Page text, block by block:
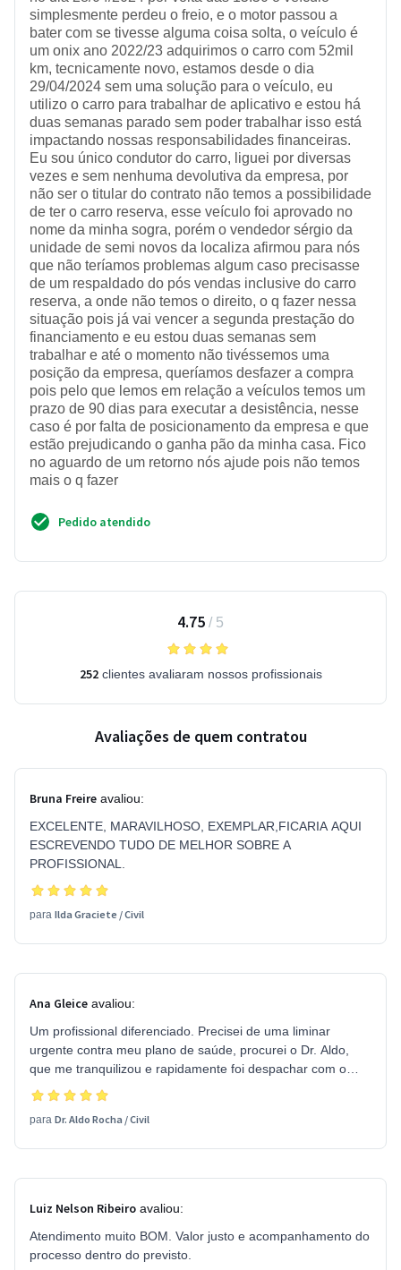
simplesmente perdeu o freio, e o motor passou a
bater com se tivesse alguma coisa solta, o veículo é
um onix ano 2022/23 adquirimos o carro com 52mil
km, tecnicamente novo, estamos desde o dia
29/04/2024 sem uma solução para o veículo, eu
utilizo o carro para trabalhar de aplicativo e estou há
duas semanas parado sem poder trabalhar isso está
impactando nossas responsabilidades financeiras.
Eu sou único condutor do carro, liguei por diversas
vezes e sem nenhuma devolutiva da empresa, por
não ser o titular do contrato não temos a possibilidade
de ter o carro reserva, esse veículo foi aprovado no
nome da minha sogra, porém o vendedor sérgio da
unidade de semi novos da localiza afirmou para nós
que não teríamos problemas algum caso precisasse
de um respaldado do pós vendas inclusive do carro
reserva, a onde não temos o direito, o q fazer nessa
situação pois já vai vencer a segunda prestação do
financiamento e eu estou duas semanas sem
trabalhar e até o momento não tivéssemos uma
posição da empresa, queríamos desfazer a compra
pois pelo que lemos em relação a veículos temos um
prazo de 90 dias para executar a desistência, nesse
caso é por falta de posicionamento da empresa e que
estão prejudicando o ganha pão da minha casa. Fico
no aguardo de um retorno nós ajude pois não temos
mais o q fazer
Pedido atendido
4.75 / 5
252clientes avaliaram nossos profissionais
Avaliações de quem contratou
Bruna Freire avaliou:
EXCELENTE, MARAVILHOSO, EXEMPLAR,FICARIA AQUI
ESCREVENDO TUDO DE MELHOR SOBRE A
PROFISSIONAL.
para Ilda Graciete /Civil
Ana Gleice avaliou:
Um profissional diferenciado. Precisei de uma liminar
urgente contra meu plano de saúde, procurei o Dr. Aldo,
que me tranquilizou e rapidamente foi despachar com o
juiz. Por fim, obtivemos a decisão no mesmo dia. Irei
recomendar à todos que precisarem de um advogado e
aqui no GetNinjas. Podem contratar sem medo que é
para Dr. Aldo Rocha /Civil
Luiz Nelson Ribeiro avaliou:
Atendimento muito BOM. Valor justo e acompanhamento do
processo dentro do previsto.